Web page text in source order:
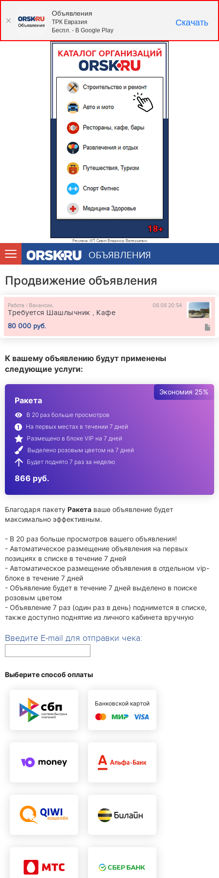
Реклама. ИП Савин Владимир Валерьевич
ОБЪЯВЛЕНИЯ
Продвижение объявления
08.08 20:54
Работа / Вакансии,
Требуется Шашлычник , Кафе
80 000 руб.
К вашему объявлению будут применены
следующие услуги:
Экономия 25%
Ракета
В 20 раз больше просмотров
На первых местах в течении 7 дней
Размещено в блоке VIP на 7 дней
Выделено розовым цветом на 7 дней
Будет поднято 7 раз за неделю
866 руб.
Благодаря пакету Ракета ваше объявление будет
максимально эффективным.
- В 20 раз больше просмотров вашего объявления!
- Автоматическое размещение объявления на первых
позициях в списке в течение 7 дней
- Автоматическое размещение объявления в отдельном vip-
блоке в течение 7 дней
- Объявление будет в течение 7 дней выделено в поиске
розовым цветом
- Объявление 7 раз (один раз в день) поднимется в списке,
также доступно поднятие из личного кабинета вручную
Введите E-mail для отправки чека:
Выберите способ оплаты
Банковской картой
Объявления
ТРК Евразия
Беспл. - В Google Play
Скачать